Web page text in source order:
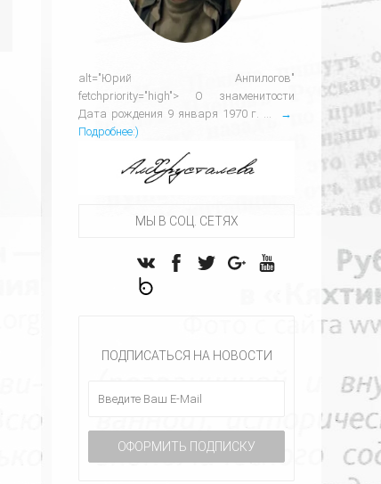
alt="Юрий Анпилогов"
fetchpriority="high"> О знаменитости
Дата рождения 9 января 1970 г. ...
→
Подробнее:)
МЫ В СОЦ. СЕТЯХ
ПОДПИСАТЬСЯ НА НОВОСТИ